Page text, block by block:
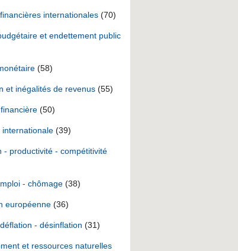
internationales (70)
et endettement public
(58)
et inégalités de revenus (55)
(50)
internationale (39)
- productivité - compétitivité
- chômage (38)
européenne (36)
- désinflation (31)
et ressources naturelles